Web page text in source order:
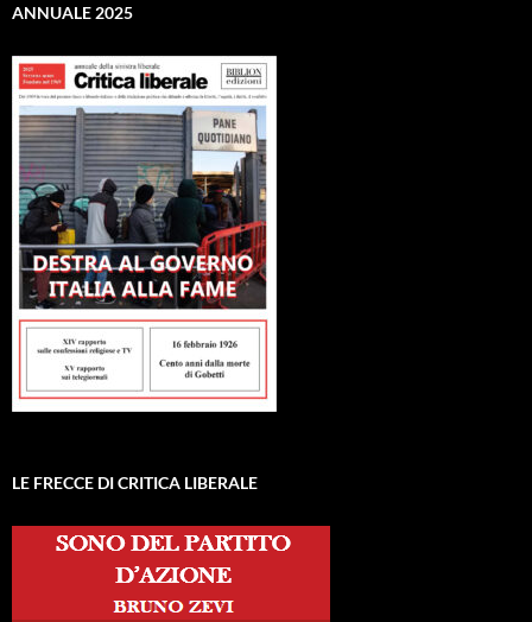
ANNUALE 2025
LE FRECCE DI CRITICA LIBERALE